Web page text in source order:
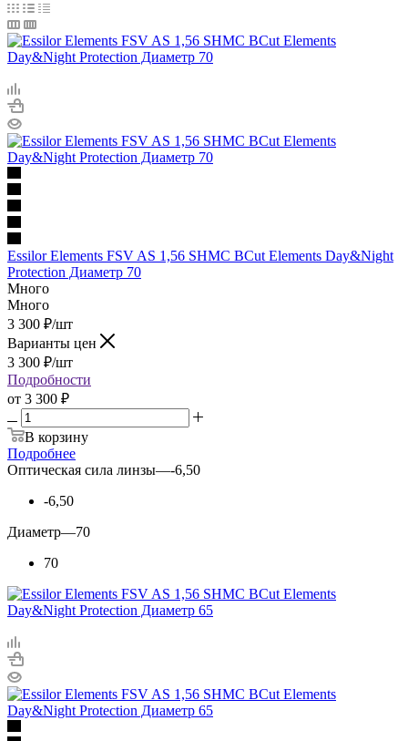
Essilor Elements FSV AS 1,56 SHMC BCut Elements Day&Night
Protection Диаметр 70
Много
Много
3 300 ₽/шт
Варианты цен
3 300 ₽/шт
Подробности
от 3 300 ₽
В корзину
Подробнее
Оптическая сила линзы—-6,50
-6,50
Диаметр—70
70